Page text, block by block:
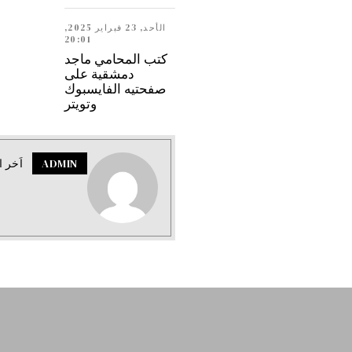
الأحد, 23 فبراير 2025,
20:01
كتب المحامي ماجد
دمشقية على
صفحتيه الفايسبوك
وتويتر
ADMIN اَخر